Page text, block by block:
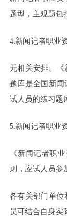
题型，主观题包
4.新闻记者职业
无相关安排。《
题库是全国新
试人员的练习题
5.新闻记者职业
《新闻记者职
则，应试人员参
各有关部门单位
员可结合自身实